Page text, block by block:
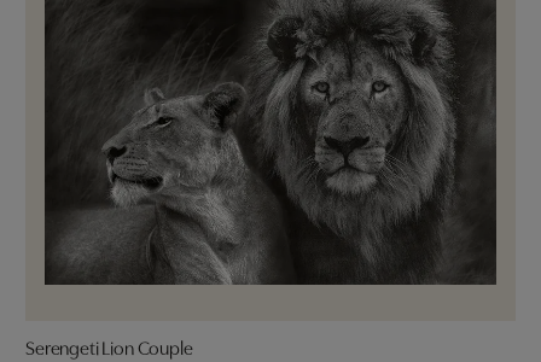
Serengeti Lion Couple